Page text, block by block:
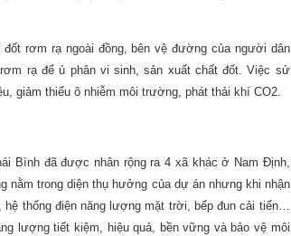
rơm rạ ngoài đồng, bên vệ đường của người dân
rạ để ủ phân vi sinh, sản xuất chất đốt. Việc sử
giảm thiểu ô nhiễm môi trường, phát thải khí CO2.
Bình đã được nhân rộng ra 4 xã khác ở Nam Định,
nằm trong diện thụ hưởng của dự án nhưng khi nhận
thống điện năng lượng mặt trời, bếp đun cải tiến…
lượng tiết kiệm, hiệu quả, bền vững và bảo vệ môi